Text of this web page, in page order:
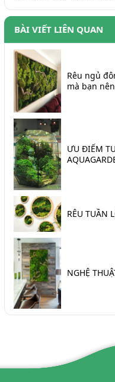
BÀI VIẾT LIÊN QUAN
Rêu ngủ đông - Tất tần tật
mà bạn
ƯU ĐIỂM
RÊU TUẦN
NGHỆ